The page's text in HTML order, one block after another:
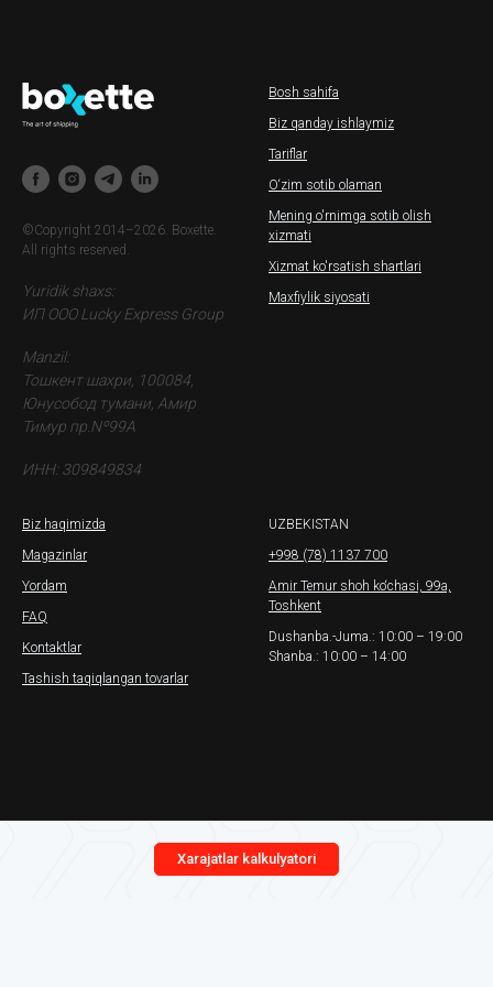
©Copyright 2014–2026. Boxette.
All rights reserved.
Yuridik shaxs:
ИП ООО Lucky Express Group
Manzil:
Тошкент шахри, 100084,
Юнусобод тумани, Амир
Тимур пр.Nº99A
ИНН: 309849834
Bosh sahifa
Biz qanday ishlaymiz
Tariflar
O‘zim sotib olaman
Mening o'rnimga sotib olish
xizmati
Xizmat ko'rsatish shartlari
Maxfiylik siyosati
Biz haqimizda
Magazinlar
Yordam
FAQ
Kontaktlar
Tashish taqiqlangan tovarlar
UZBEKISTAN
+998 (78) 1137 700
Amir Temur shoh ko‘chasi, 99a,
Toshkent
Dushanba.-Juma.: 10:00 – 19:00
Shanba.: 10:00 – 14:00
Xarajatlar kalkulyatori